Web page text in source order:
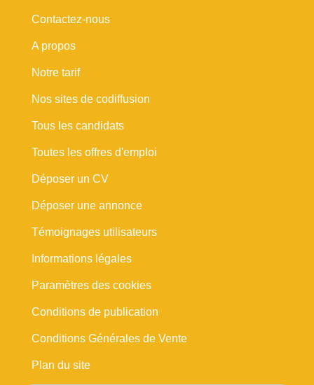
Contactez-nous
A propos
Notre tarif
Nos sites de codiffusion
Tous les candidats
Toutes les offres d'emploi
Déposer un CV
Déposer une annonce
Témoignages utilisateurs
Informations légales
Paramètres des cookies
Conditions de publication
Conditions Générales de Vente
Plan du site